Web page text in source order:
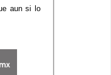
aun si lo